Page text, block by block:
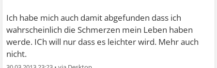
Ich habe mich auch damit abgefunden dass ich
wahrscheinlich die Schmerzen mein Leben haben
werde. ICh will nur dass es leichter wird. Mehr auch
nicht.